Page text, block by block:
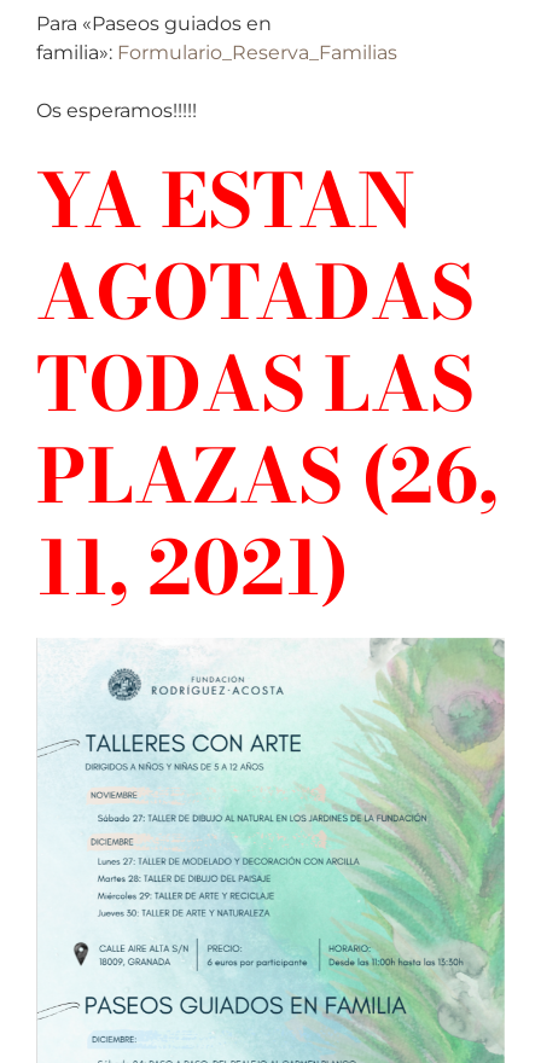
Para «Paseos guiados en
familia»: Formulario_Reserva_Familias
Os esperamos!!!!!
YA ESTAN
AGOTADAS
TODAS LAS
PLAZAS (26,
11, 2021)